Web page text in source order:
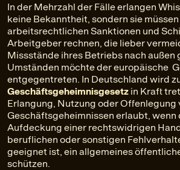
In der Mehrzahl der Fälle erlangen
keine Bekanntheit, sondern sie
arbeitsrechtlichen Sanktionen und
Arbeitgeber rechnen, die lieber
Missstände ihres Betriebs nach außen
Umständen möchte der europäische
entgegentreten. In Deutschland wird
Geschäftsgeheimnisgesetz in Kraft
Erlangung, Nutzung oder Offenlegung
Geschäftsgeheimnissen erlaubt, wenn
Aufdeckung einer rechtswidrigen
beruflichen oder sonstigen
geeignet ist, ein allgemeines
schützen.